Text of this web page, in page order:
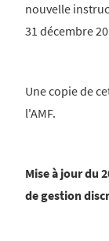
nouvelle
31 décembre
Une copie de
l'AMF.
Mise à jour du
de gestion